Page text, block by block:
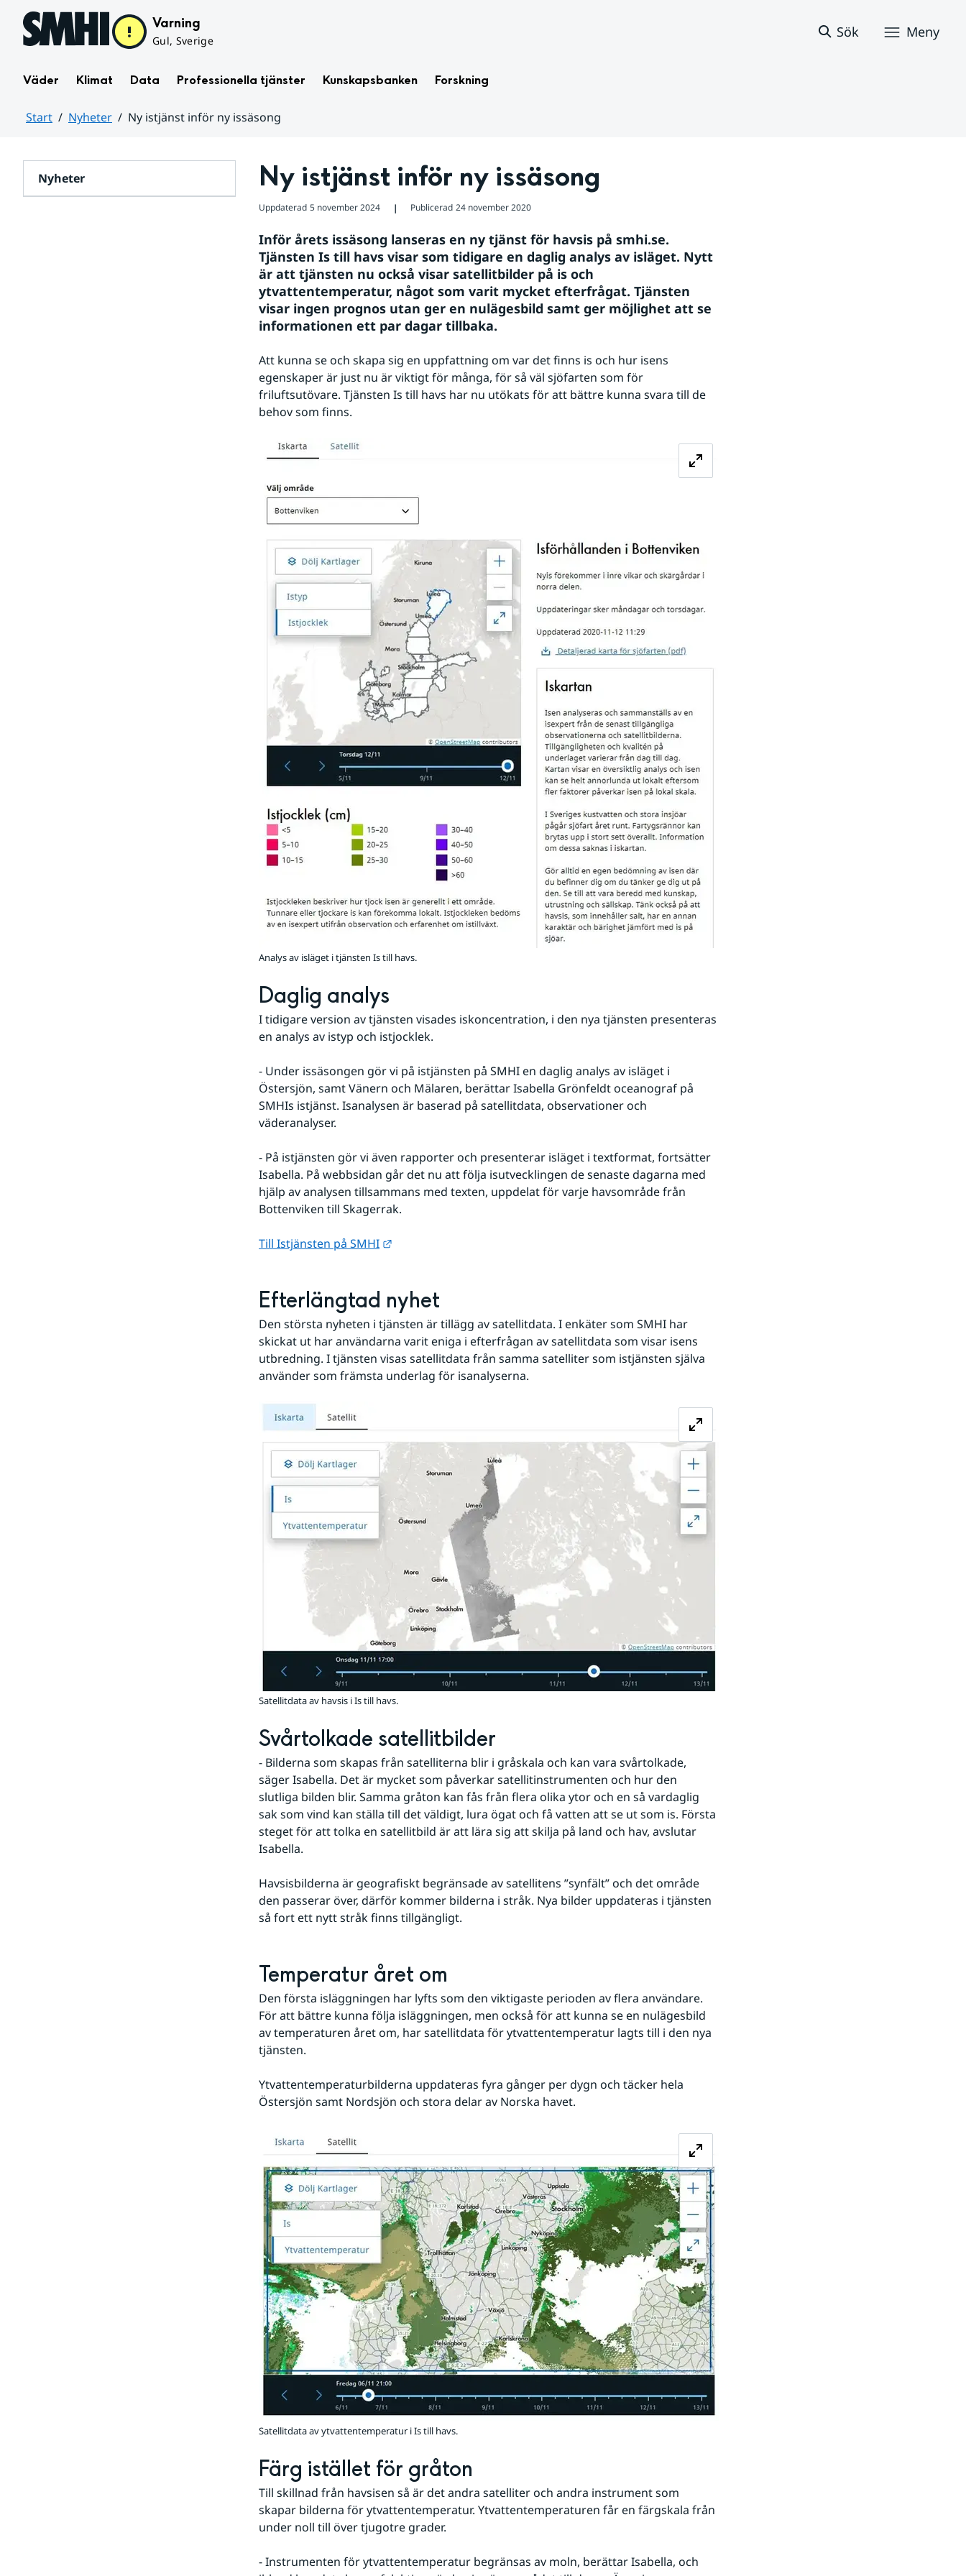
Hoppa till sidans innehåll Varning
Gul, Sverige
Sök Meny
Väder Klimat Data Professionella tjänster Kunskapsbanken Forskning
Start Nyheter
Ny istjänst inför ny issäsong
Nyheter Ny istjänst inför ny issäsong
Uppdaterad 5 november 2024 ❘ Publicerad 24 november 2020
Inför årets issäsong lanseras en ny tjänst för havsis på smhi.se.
Tjänsten Is till havs visar som tidigare en daglig analys av isläget. Nytt
är att tjänsten nu också visar satellitbilder på is och
ytvattentemperatur, något som varit mycket efterfrågat. Tjänsten
visar ingen prognos utan ger en nulägesbild samt ger möjlighet att se
informationen ett par dagar tillbaka.
Att kunna se och skapa sig en uppfattning om var det finns is och hur isens
egenskaper är just nu är viktigt för många, för så väl sjöfarten som för
friluftsutövare. Tjänsten Is till havs har nu utökats för att bättre kunna svara till de
behov som finns.
Analys av isläget i tjänsten Is till havs.
Daglig analys
I tidigare version av tjänsten visades iskoncentration, i den nya tjänsten presenteras
en analys av istyp och istjocklek.
- Under issäsongen gör vi på istjänsten på SMHI en daglig analys av isläget i
Östersjön, samt Vänern och Mälaren, berättar Isabella Grönfeldt oceanograf på
SMHIs istjänst. Isanalysen är baserad på satellitdata, observationer och
väderanalyser.
- På istjänsten gör vi även rapporter och presenterar isläget i textformat, fortsätter
Isabella. På webbsidan går det nu att följa isutvecklingen de senaste dagarna med
hjälp av analysen tillsammans med texten, uppdelat för varje havsområde från
Bottenviken till Skagerrak.
Till Istjänsten på SMHI Länk till annan webbplats.
Efterlängtad nyhet
Den största nyheten i tjänsten är tillägg av satellitdata. I enkäter som SMHI har
skickat ut har användarna varit eniga i efterfrågan av satellitdata som visar isens
utbredning. I tjänsten visas satellitdata från samma satelliter som istjänsten själva
använder som främsta underlag för isanalyserna.
Satellitdata av havsis i Is till havs.
Svårtolkade satellitbilder
- Bilderna som skapas från satelliterna blir i gråskala och kan vara svårtolkade,
säger Isabella. Det är mycket som påverkar satellitinstrumenten och hur den
slutliga bilden blir. Samma gråton kan fås från flera olika ytor och en så vardaglig
sak som vind kan ställa till det väldigt, lura ögat och få vatten att se ut som is. Första
steget för att tolka en satellitbild är att lära sig att skilja på land och hav, avslutar
Isabella.
Havsisbilderna är geografiskt begränsade av satellitens ”synfält” och det område
den passerar över, därför kommer bilderna i stråk. Nya bilder uppdateras i tjänsten
så fort ett nytt stråk finns tillgängligt.
Temperatur året om
Den första isläggningen har lyfts som den viktigaste perioden av flera användare.
För att bättre kunna följa isläggningen, men också för att kunna se en nulägesbild
av temperaturen året om, har satellitdata för ytvattentemperatur lagts till i den nya
tjänsten.
Ytvattentemperaturbilderna uppdateras fyra gånger per dygn och täcker hela
Östersjön samt Nordsjön och stora delar av Norska havet.
Satellitdata av ytvattentemperatur i Is till havs.
Färg istället för gråton
Till skillnad från havsisen så är det andra satelliter och andra instrument som
skapar bilderna för ytvattentemperatur. Ytvattentemperaturen får en färgskala från
under noll till över tjugotre grader.
- Instrumenten för ytvattentemperatur begränsas av moln, berättar Isabella, och